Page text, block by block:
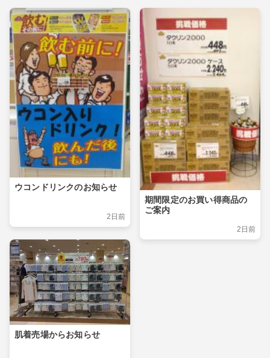
ウコンドリンクのお知らせ
2日前
期間限定のお買い得商品の
ご案内
2日前
肌着売場からお知らせ